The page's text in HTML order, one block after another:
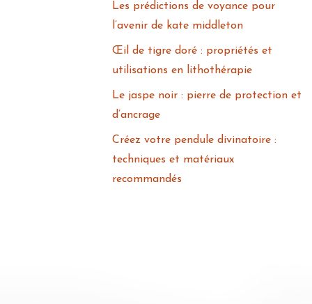
Les prédictions de voyance pour
l’avenir de kate middleton
Œil de tigre doré : propriétés et
utilisations en lithothérapie
Le jaspe noir : pierre de protection et
d’ancrage
Créez votre pendule divinatoire :
techniques et matériaux
recommandés